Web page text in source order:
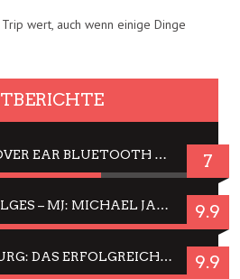
wert, auch wenn einige Dinge
JBL TUNE 720BT: OVER EAR BLUETOOTH KOPFHÖRER UM DIE 50,-€ IM DAUER-TEST 7
WEGEN DES ERFOLGES – MJ: MICHAEL JACKSON MUSICAL IN EINER MATINEE SEHEN 9.9
JELLYFISH HAMBURG: DAS ERFOLGREICHE SOMMER-MENÜ 2025 IN GEFÜHLEN UND BILDERN 9.9